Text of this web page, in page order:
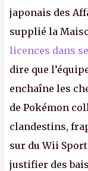
japonais des
supplié la
licences dans
dire que
enchaîne les
de Pokémon
clandestins,
sur du Wii
justifier des